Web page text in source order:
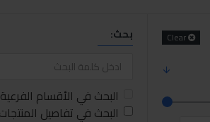
Clear بحث:
البحث في الأقسام الفرعية
البحث في تفاصيل